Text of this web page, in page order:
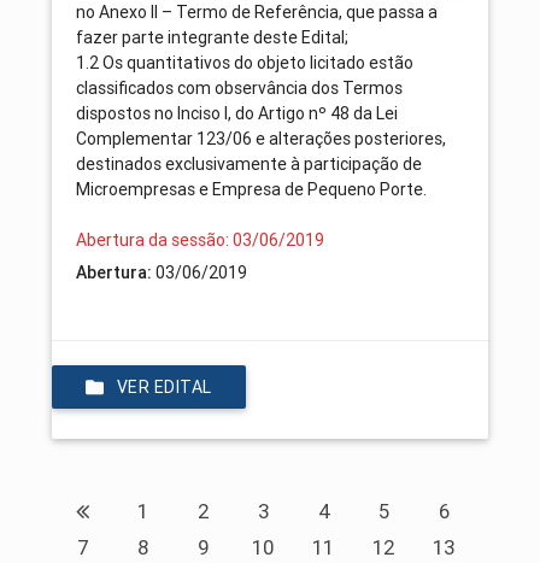
no Anexo II – Termo de Referência, que passa a
fazer parte integrante deste Edital;
1.2 Os quantitativos do objeto licitado estão
classificados com observância dos Termos
dispostos no Inciso I, do Artigo nº 48 da Lei
Complementar 123/06 e alterações posteriores,
destinados exclusivamente à participação de
Microempresas e Empresa de Pequeno Porte.
Abertura da sessão: 03/06/2019
Abertura: 03/06/2019
VER EDITAL
1 2 3 4 5
6
7
8 9 10 11 12
13